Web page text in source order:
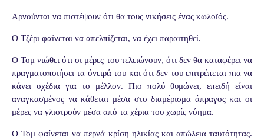
Αρνούνται να πιστέψουν ότι θα τους νικήσεις ένας κωλοϊός.
Ο Τζέρι φαίνεται να απελπίζεται, να έχει παραιτηθεί.
Ο Τομ νιώθει ότι οι μέρες του τελειώνουν, ότι δεν θα καταφέρει να
πραγματοποιήσει τα όνειρά του και ότι δεν του επιτρέπεται πια να
κάνει σχέδια για το μέλλον. Πιο πολύ θυμώνει, επειδή είναι
αναγκασμένος να κάθεται μέσα στο διαμέρισμα άπραγος και οι
μέρες να γλιστρούν μέσα από τα χέρια του χωρίς νόημα.
Ο Τομ φαίνεται να περνά κρίση ηλικίας και απώλεια ταυτότητας.